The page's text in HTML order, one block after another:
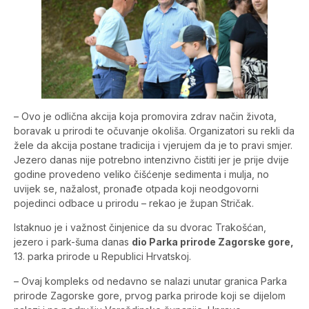
– Ovo je odlična akcija koja promovira zdrav način života,
boravak u prirodi te očuvanje okoliša. Organizatori su rekli da
žele da akcija postane tradicija i vjerujem da je to pravi smjer.
Jezero danas nije potrebno intenzivno čistiti jer je prije dvije
godine provedeno veliko čišćenje sedimenta i mulja, no
uvijek se, nažalost, pronađe otpada koji neodgovorni
pojedinci odbace u prirodu – rekao je župan Stričak.
Istaknuo je i važnost činjenice da su dvorac Trakošćan,
jezero i park-šuma danas dio Parka prirode Zagorske gore,
13. parka prirode u Republici Hrvatskoj.
– Ovaj kompleks od nedavno se nalazi unutar granica Parka
prirode Zagorske gore, prvog parka prirode koji se dijelom